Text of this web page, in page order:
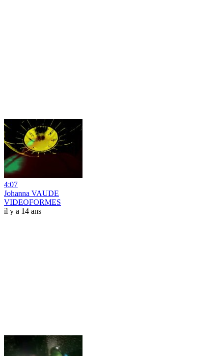
4:07
Johanna VAUDE
VIDEOFORMES
il y a 14 ans